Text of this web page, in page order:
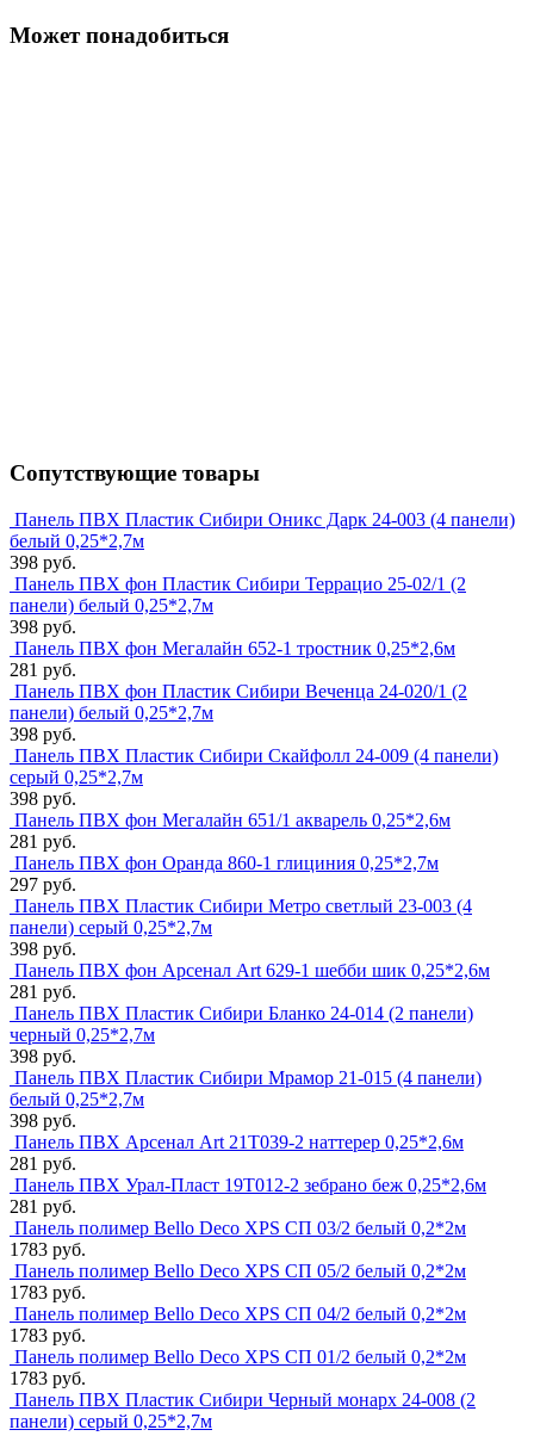
Может понадобиться
Сопутствующие товары
Панель ПВХ Пластик Сибири Оникс Дарк 24-003 (4 панели)
белый 0,25*2,7м
398 руб.
Панель ПВХ фон Пластик Сибири Террацио 25-02/1 (2
панели) белый 0,25*2,7м
398 руб.
Панель ПВХ фон Мегалайн 652-1 тростник 0,25*2,6м
281 руб.
Панель ПВХ фон Пластик Сибири Веченца 24-020/1 (2
панели) белый 0,25*2,7м
398 руб.
Панель ПВХ Пластик Сибири Скайфолл 24-009 (4 панели)
серый 0,25*2,7м
398 руб.
Панель ПВХ фон Мегалайн 651/1 акварель 0,25*2,6м
281 руб.
Панель ПВХ фон Оранда 860-1 глициния 0,25*2,7м
297 руб.
Панель ПВХ Пластик Сибири Метро светлый 23-003 (4
панели) серый 0,25*2,7м
398 руб.
Панель ПВХ фон Арсенал Art 629-1 шебби шик 0,25*2,6м
281 руб.
Панель ПВХ Пластик Сибири Бланко 24-014 (2 панели)
черный 0,25*2,7м
398 руб.
Панель ПВХ Пластик Сибири Мрамор 21-015 (4 панели)
белый 0,25*2,7м
398 руб.
Панель ПВХ Арсенал Art 21Т039-2 наттерер 0,25*2,6м
281 руб.
Панель ПВХ Урал-Пласт 19T012-2 зебрано беж 0,25*2,6м
281 руб.
Панель полимер Bello Deco XPS СП 03/2 белый 0,2*2м
1783 руб.
Панель полимер Bello Deco XPS СП 05/2 белый 0,2*2м
1783 руб.
Панель полимер Bello Deco XPS СП 04/2 белый 0,2*2м
1783 руб.
Панель полимер Bello Deco XPS СП 01/2 белый 0,2*2м
1783 руб.
Панель ПВХ Пластик Сибири Черный монарх 24-008 (2
панели) серый 0,25*2,7м